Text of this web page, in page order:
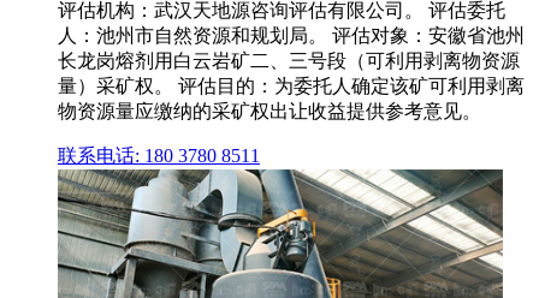
评估机构：武汉天地源咨询评估有限公司。 评估委托
人：池州市自然资源和规划局。 评估对象：安徽省池州
长龙岗熔剂用白云岩矿二、三号段（可利用剥离物资源
量）采矿权。 评估目的：为委托人确定该矿可利用剥离
物资源量应缴纳的采矿权出让收益提供参考意见。
联系电话: 180 3780 8511